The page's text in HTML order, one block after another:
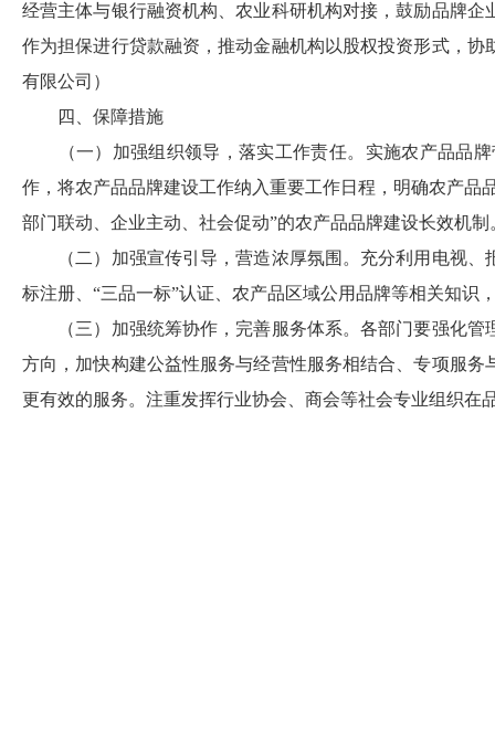
经营主体与银行融资机构、农业科研机构对接，鼓励品牌
作为担保进行贷款融资，推动金融机构以股权投资形式，协
有限公司 ）
四、保障措施
（一）加强组织领导，落实工作责任。 实施农产品品
作，将农产品品牌建设工作纳入重要工作日程，明确农产
部门联动、企业主动、社会促动”的农产品品牌建设长效机制
（二）加强宣传引导，营造浓厚氛围。 充分利用电视、
标注册、 “三品一标”认证、农产品区域公用品牌等相关知识
（三）加强统筹协作，完善服务体系。各部门要强化管
方向，加快构建公益性服务与经营性服务相结合、专项服
更有效的服务。注重发挥行业协会、商会等社会专业组织在